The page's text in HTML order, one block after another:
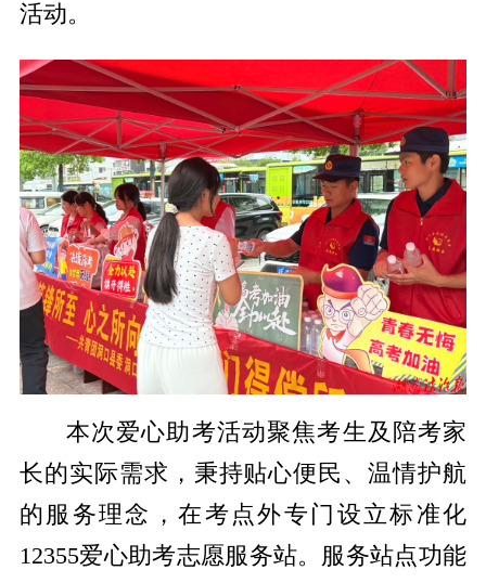
活动。
本次爱心助考活动聚焦考生及陪考家
长的实际需求，秉持贴心便民、温情护航
的服务理念，在考点外专门设立标准化
12355爱心助考志愿服务站。服务站点功能